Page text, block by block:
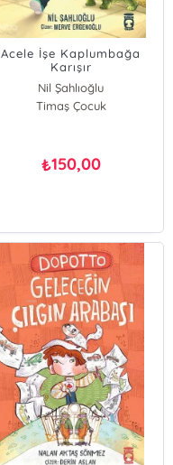
Acele İşe Kaplumbağa
Karışır
Nil Şahlıoğlu
Timaş Çocuk
₺150,00